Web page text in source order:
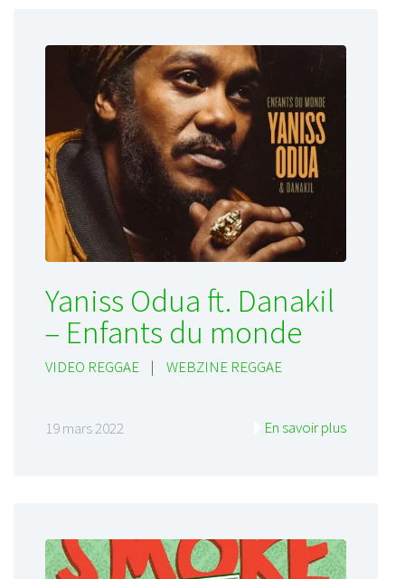
Yaniss Odua ft. Danakil
– Enfants du monde
VIDEO REGGAE | WEBZINE REGGAE
19 mars 2022 En savoir plus